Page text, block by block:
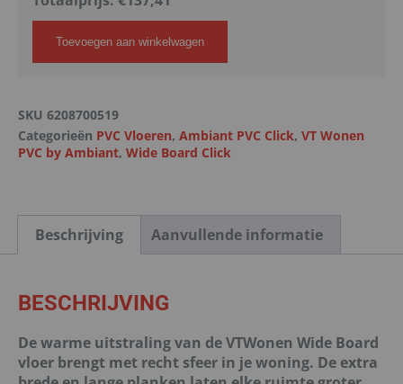
Toevoegen aan winkelwagen
SKU 6208700519
Categorieën PVC Vloeren, Ambiant PVC Click, VT Wonen
PVC by Ambiant, Wide Board Click
Beschrijving Aanvullende informatie
BESCHRIJVING
De warme uitstraling van de VTWonen Wide Board
vloer brengt met recht sfeer in je woning. De extra